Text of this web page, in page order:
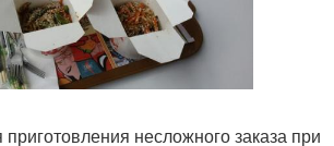
несложного заказа при